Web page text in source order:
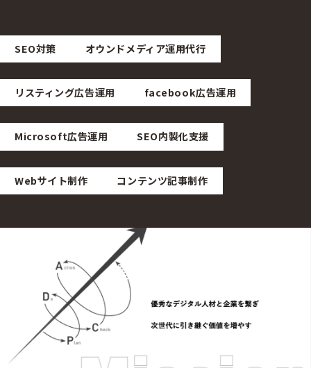
SEO対策 オウンドメディア運用代行
リスティング広告運用 facebook広告運用
Microsoft広告運用 SEO内製化支援
Webサイト制作 コンテンツ記事制作